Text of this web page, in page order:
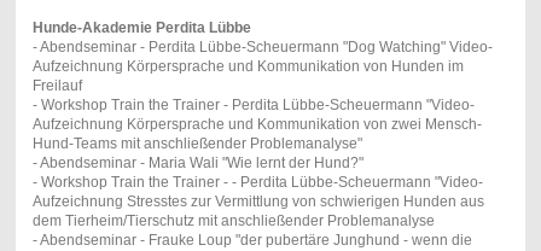
Hunde-Akademie Perdita Lübbe
- Abendseminar - Perdita Lübbe-Scheuermann "Dog Watching" Video-
Aufzeichnung Körpersprache und Kommunikation von Hunden im
Freilauf
- Workshop Train the Trainer - Perdita Lübbe-Scheuermann "Video-
Aufzeichnung Körpersprache und Kommunikation von zwei Mensch-
Hund-Teams mit anschließender Problemanalyse"
- Abendseminar - Maria Wali "Wie lernt der Hund?"
- Workshop Train the Trainer - - Perdita Lübbe-Scheuermann "Video-
Aufzeichnung Stresstes zur Vermittlung von schwierigen Hunden aus
dem Tierheim/Tierschutz mit anschließender Problemanalyse
- Abendseminar - Frauke Loup "der pubertäre Junghund - wenn die